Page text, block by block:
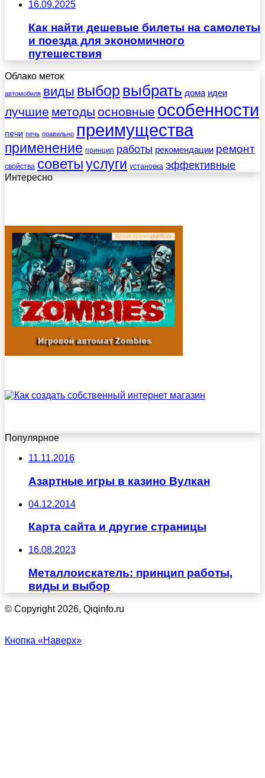
16.09.2025
Как найти дешевые билеты на самолеты
и поезда для экономичного
путешествия
Облако меток
автомобиля виды выбор выбрать дома идеи
лучшие методы основные особенности
печи печь правильно преимущества
применение принцип работы рекомендации ремонт
свойства советыуслуги установка эффективные
Интересно
Популярное
11.11.2016
Азартные игры в казино Вулкан
04.12.2014
Карта сайта и другие страницы
16.08.2023
Металлоискатель: принцип работы,
виды и выбор
© Copyright 2026, Qiqinfo.ru
Кнопка «Наверх»